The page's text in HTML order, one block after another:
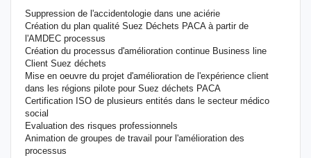
Suppression de l'accidentologie dans une aciérie
Création du plan qualité Suez Déchets PACA à partir de
l'AMDEC processus
Création du processus d'amélioration continue Business line
Client Suez déchets
Mise en oeuvre du projet d'amélioration de l'expérience client
dans les régions pilote pour Suez déchets PACA
Certification ISO de plusieurs entités dans le secteur médico
social
Evaluation des risques professionnels
Animation de groupes de travail pour l'amélioration des
processus